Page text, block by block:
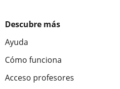
Descubre más
Ayuda
Cómo funciona
Acceso profesores